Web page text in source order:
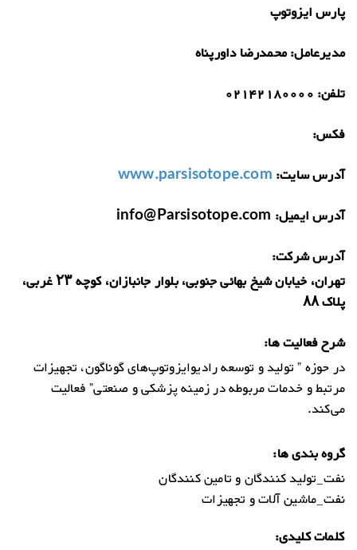
پارس ایزوتوپ
مدیرعامل:محمدرضا داورپناه
تلفن: 02142180000
فکس:
آدرس سایت: www.parsisotope.com
آدرس ایمیل: info@Parsisotope.com
آدرس شرکت:
تهران، خیابان شیخ بهائی جنوبی، بلوار جانبازان، کوچه ۲۳ غربی،
پلاک ۸۸
شرح فعالیت ها:
در حوزه ” تولید و توسعه رادیوایزوتوپ‌های گوناگون، تجهیزات
مرتبط و خدمات مربوطه در زمینه پزشکی و صنعتی” فعالیت
می‌کند.
گروه بندی ها:
نفت_تولید کنندگان و تامین کنندگان
نفت_ماشین آلات و تجهیزات
کلمات کلیدی: